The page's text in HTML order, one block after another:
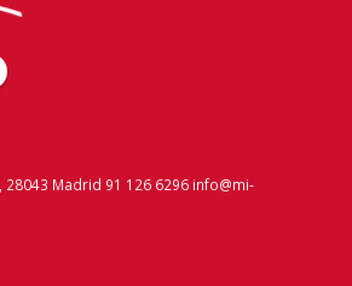
28043 Madrid 91 126 6296 info@mi-